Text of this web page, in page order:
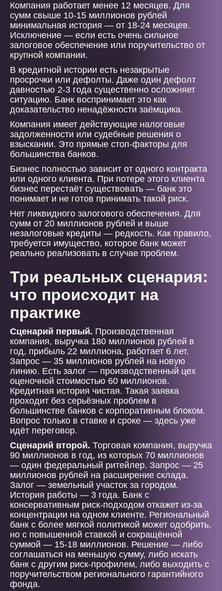
Компания работает менее 12 месяцев. Для
сумм свыше 10-15 миллионов рублей
минимальная история — от 18-24 месяцев.
Исключение — если есть очень сильное
залоговое обеспечение или поручительство от
крупной компании.
В кредитной истории есть незакрытые
просрочки или дефолты. Даже один дефолт
давностью 2-3 года существенно осложняет
ситуацию. Банк воспринимает это как
доказательство ненадёжности заёмщика.
Компания имеет действующие налоговые
задолженности или судебные решения о
взыскании. Это прямые стоп-факторы для
большинства банков.
Бизнес полностью зависит от одного контракта
или одного клиента. При потере этого клиента
бизнес перестаёт существовать — банк это
понимает и не готов принимать такой риск.
Нет ликвидного залогового обеспечения. Для
сумм от 20 миллионов рублей и выше
незалоговые кредиты — редкость. Как правило,
требуется имущество, которое банк может
реально реализовать в случае проблем.
Три реальных сценария:
что происходит на
практике
Сценарий первый. Производственная
компания, выручка 180 миллионов рублей в
год, прибыль 22 миллиона, работает 6 лет.
Запрос — 35 миллионов рублей на новую
линию. Есть залог — производственный цех
оценочной стоимостью 60 миллионов.
Кредитная история чистая. Такая заявка
проходит без серьёзных проблем в
большинстве банков с корпоративным блоком.
Вопрос только в ставке и сроке — здесь уже
идёт переговор.
Сценарий второй. Торговая компания, выручка
90 миллионов в год, из которых 70 миллионов
— один федеральный ритейлер. Запрос — 25
миллионов рублей на расширение склада.
Залог — земельный участок за городом.
История работы — 3 года. Банк с
консервативным риск-подходом откажет из-за
концентрации на одном клиенте. Региональный
банк с более мягкой политикой может одобрить,
но с повышенной ставкой и сокращённой
суммой — 15-18 миллионов. Решение — либо
соглашаться на меньшую сумму, либо искать
банк с другим риск-профилем, либо выходить с
поручительством регионального гарантийного
фонда.